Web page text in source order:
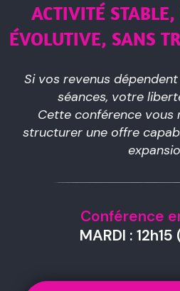
ACTIVITÉ
ÉVOLUTIVE, SANS
Si vos revenus
séances, votre
Cette conférence
structurer une offre
Conférence
MARDI : 12h15